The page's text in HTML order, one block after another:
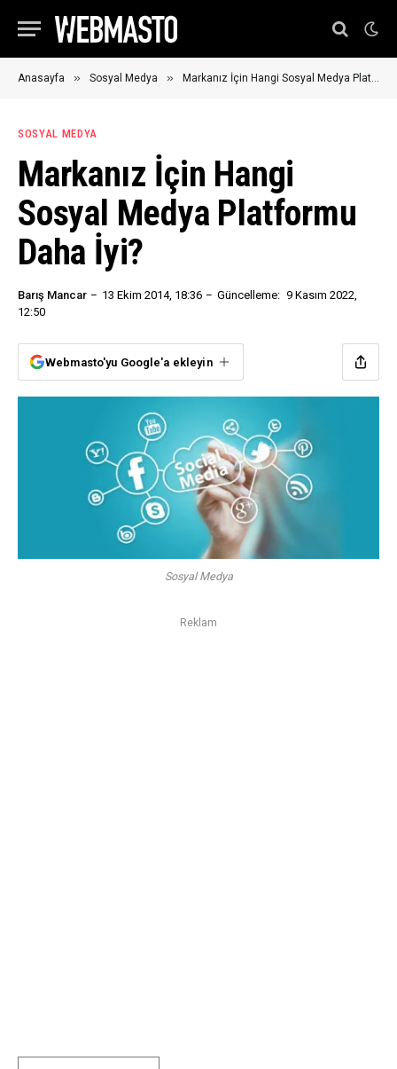
Anasayfa » Sosyal Medya » Markanız İçin Hangi Sosyal Medya Platformu Daha İyi?
SOSYAL MEDYA
Markanız İçin Hangi
Sosyal Medya Platformu
Daha İyi?
Barış Mancar 13 Ekim 2014, 18:36 Güncelleme: 9 Kasım 2022,
12:50
Webmasto'yu Google'a ekleyin
Sosyal Medya
Reklam